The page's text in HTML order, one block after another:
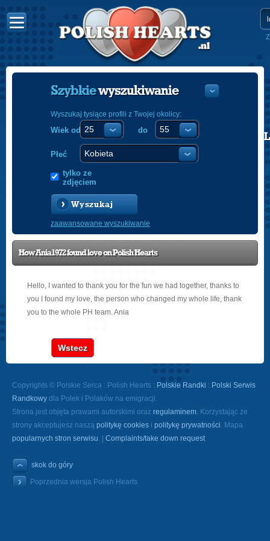
POLISH
Szybkiewyszukiwanie
Wyszukaj tysiące profili z Twojej okolicy:
Wiek od do
Płeć
tylko ze
zdjęciem
Wyszukaj
zaawansowane wyszukiwanie
How Ania1972 found love on Polish Hearts
Hello, I wanted to thank you for the fun we had together, thanks to
you I found my love, the person who changed my whole life, thank
you to the whole PH team. Ania
Wstecz
Copyrights © Polskie Serca : Polish Hearts : Polskie Randki : Polski Serwis
Randkowy dla Polek i Polaków na emigracji.
Strona jest objęta prawami autorskimi oraz regulaminem. Korzystając ze
strony akceptujesz naszą politykę cookies i politykę prywatności. Mapa
popularnych stron serwisu. | Complaints/take down request
skok do góry
Poprzednia wersja Polish Hearts